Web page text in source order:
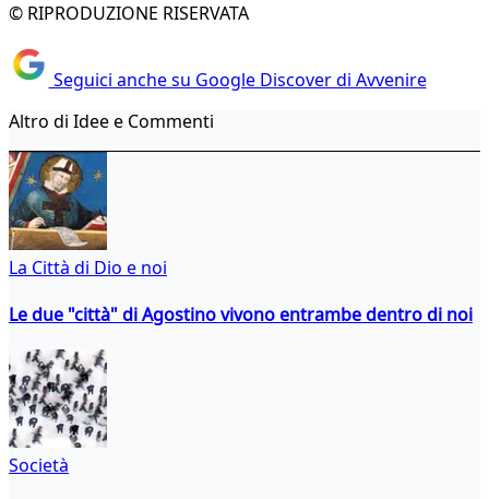
© RIPRODUZIONE RISERVATA
Seguici anche su Google Discover di Avvenire
Altro di Idee e Commenti
La Città di Dio e noi
Le due "città" di Agostino vivono entrambe dentro di noi
Società